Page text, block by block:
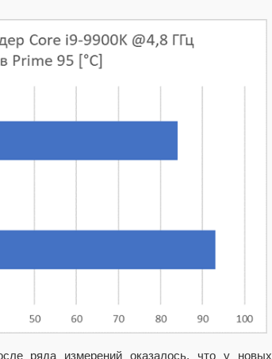
ряда измерений оказалось, что у новых